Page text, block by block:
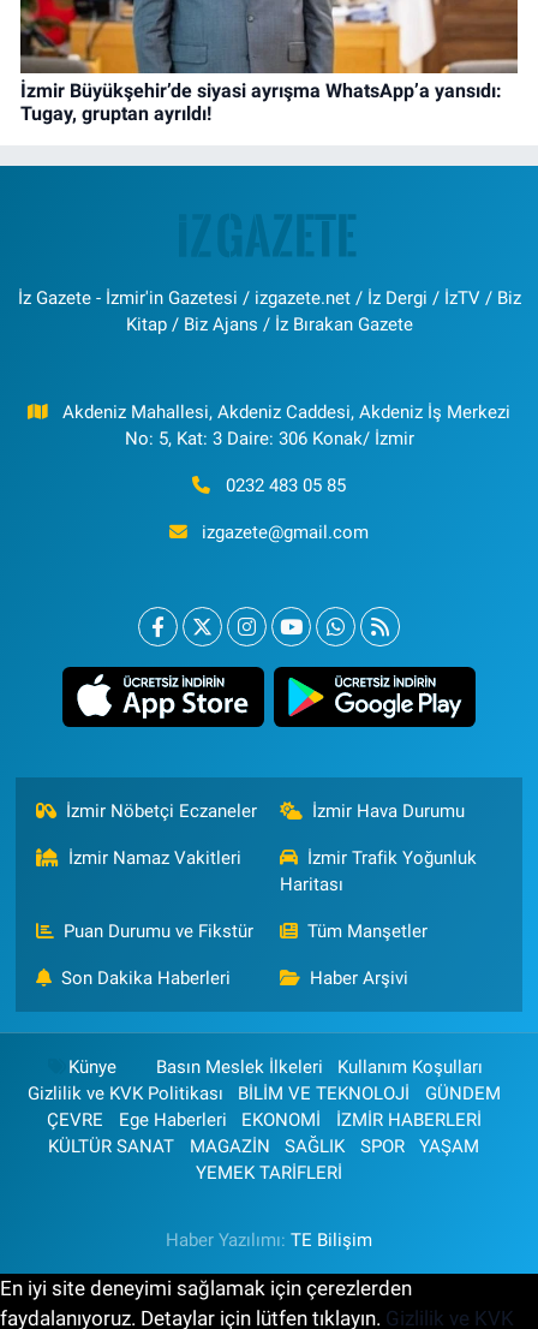
İzmir Büyükşehir’de siyasi ayrışma WhatsApp’a yansıdı:
Tugay, gruptan ayrıldı!
İz Gazete - İzmir'in Gazetesi / izgazete.net / İz Dergi / İzTV / Biz
Kitap / Biz Ajans / İz Bırakan Gazete
Akdeniz Mahallesi, Akdeniz Caddesi, Akdeniz İş Merkezi
No: 5, Kat: 3 Daire: 306 Konak/ İzmir
0232 483 05 85
izgazete@gmail.com
İzmir Nöbetçi Eczaneler İzmir Hava Durumu
İzmir Namaz Vakitleri
İzmir Trafik Yoğunluk
Haritası
Puan Durumu ve Fikstür Tüm Manşetler
Son Dakika Haberleri Haber Arşivi
Künye Basın Meslek İlkeleri
Kullanım Koşulları
Gizlilik ve KVK Politikası
BİLİM VE TEKNOLOJİ
GÜNDEM
ÇEVRE
Ege Haberleri EKONOMİ
İZMİR HABERLERİ
KÜLTÜR SANAT
MAGAZİN SAĞLIK SPOR
YAŞAM
YEMEK TARİFLERİ
Haber Yazılımı: TE Bilişim
En iyi site deneyimi sağlamak için çerezlerden
faydalanıyoruz. Detaylar için lütfen tıklayın. Gizlilik ve KVK